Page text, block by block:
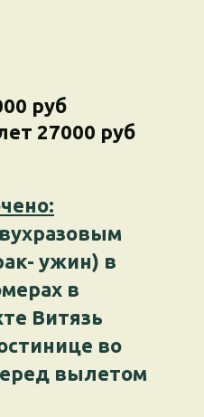
руб
27000 руб
ужин) в
в
Витязь
во
вылетом